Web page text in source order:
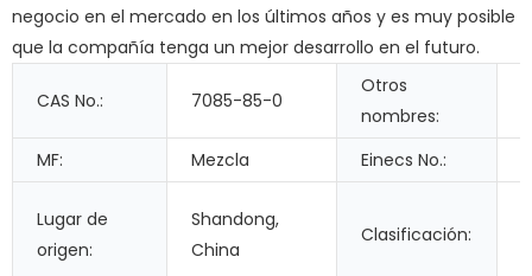
negocio en el mercado en los últimos años y es muy posible
que la compañía tenga un mejor desarrollo en el futuro.
CAS No.: 7085-85-0
Otros
nombres:
MF:
Mezcla Einecs No.:
Lugar de
origen:
Shandong,
China
Clasificación: